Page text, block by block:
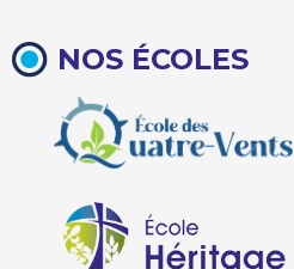
NOS ÉCOLES